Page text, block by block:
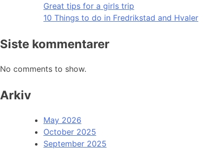
Great tips for a girls trip
10 Things to do in Fredrikstad and Hvaler
Siste kommentarer
No comments to show.
Arkiv
May 2026
October 2025
September 2025